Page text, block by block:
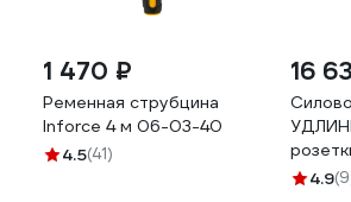
1 470 ₽
Ременная струбцина
Inforce 4 м 06-03-40
4.5(41)
16
4.9